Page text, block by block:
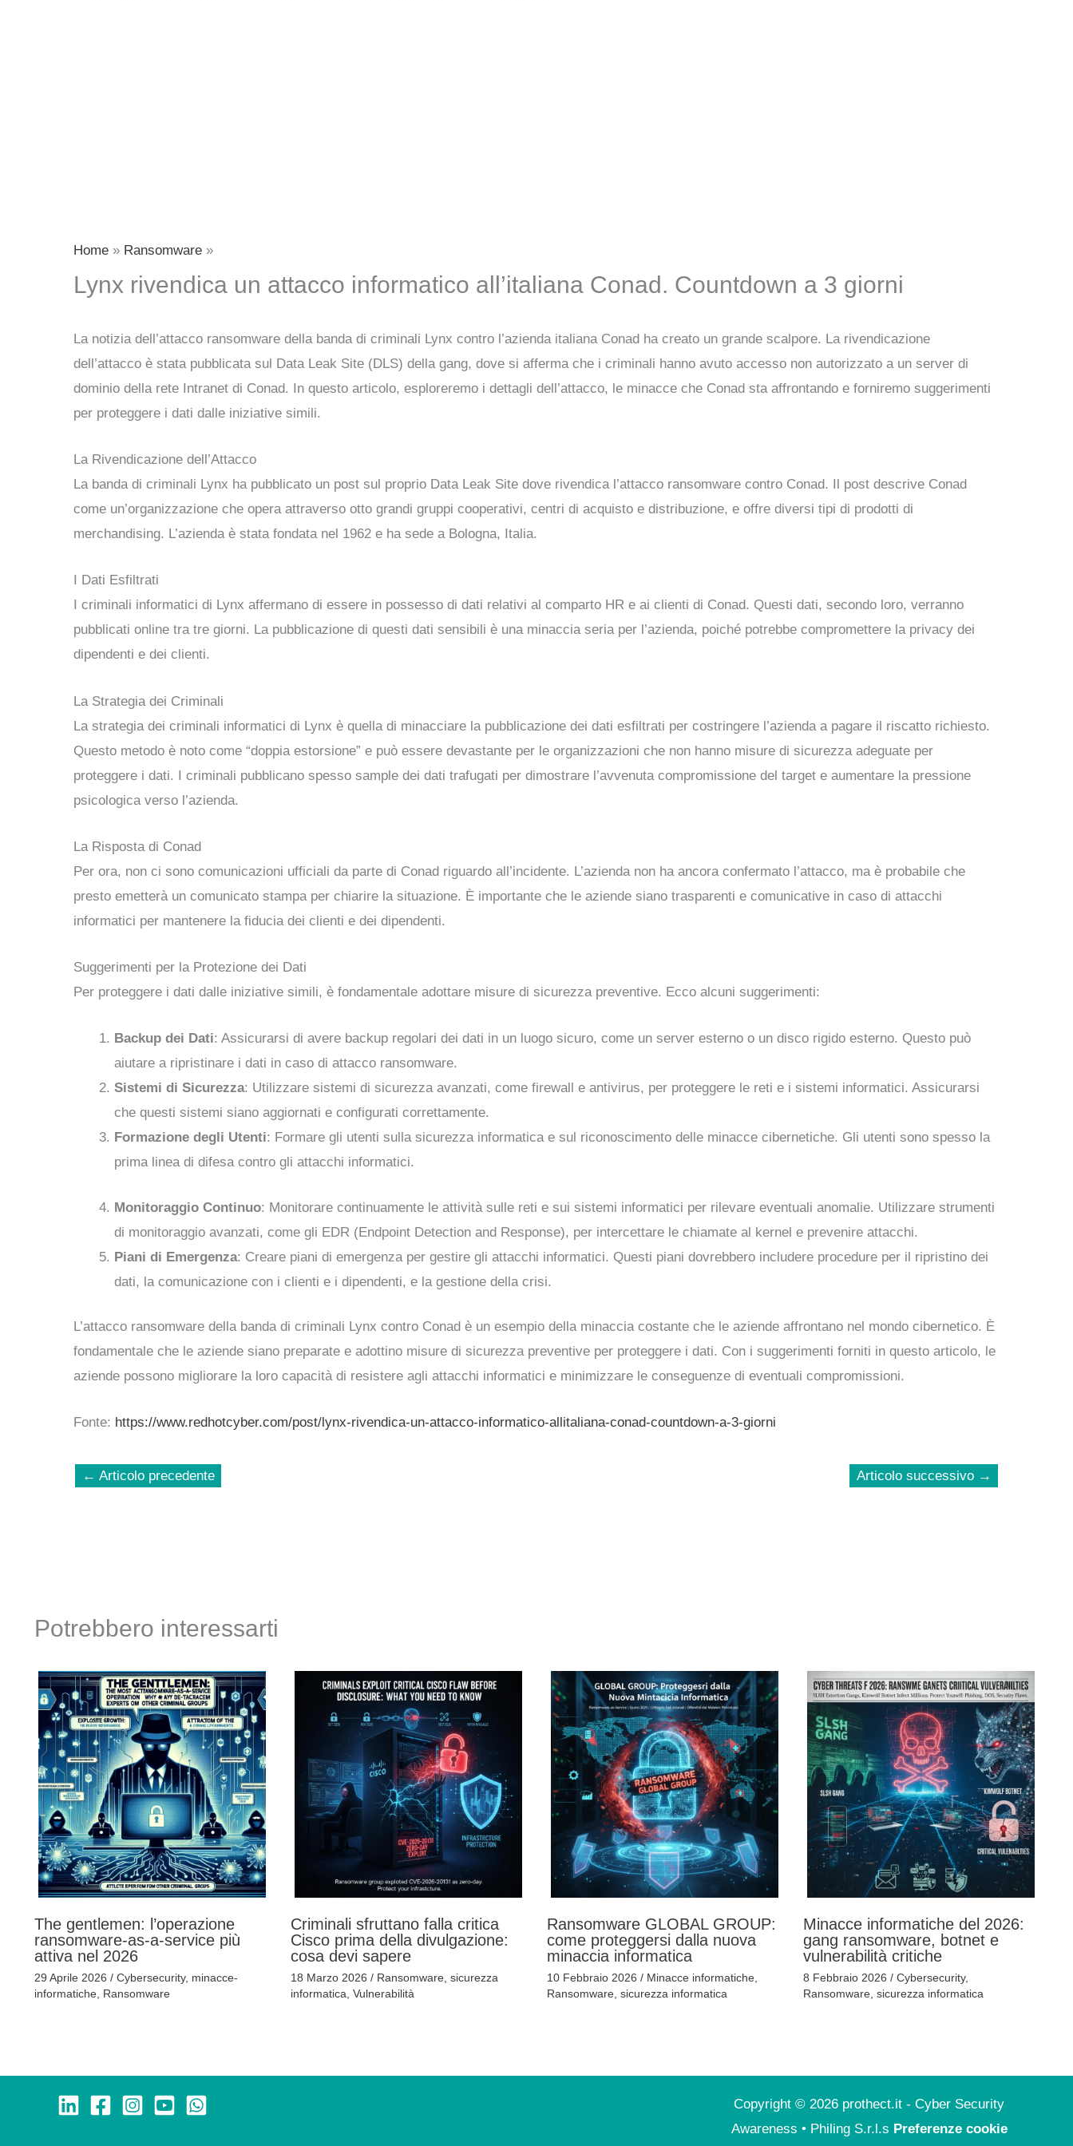
Home Ransomware
Lynx rivendica un attacco informatico all’italiana Conad. Countdown a 3 giorni
La notizia dell’attacco ransomware della banda di criminali Lynx contro l’azienda italiana Conad ha creato un grande scalpore. La rivendicazione
dell’attacco è stata pubblicata sul Data Leak Site (DLS) della gang, dove si afferma che i criminali hanno avuto accesso non autorizzato a un server di
dominio della rete Intranet di Conad. In questo articolo, esploreremo i dettagli dell’attacco, le minacce che Conad sta affrontando e forniremo suggerimenti
per proteggere i dati dalle iniziative simili.
La Rivendicazione dell’Attacco
La banda di criminali Lynx ha pubblicato un post sul proprio Data Leak Site dove rivendica l’attacco ransomware contro Conad. Il post descrive Conad
come un’organizzazione che opera attraverso otto grandi gruppi cooperativi, centri di acquisto e distribuzione, e offre diversi tipi di prodotti di
merchandising. L’azienda è stata fondata nel 1962 e ha sede a Bologna, Italia.
I Dati Esfiltrati
I criminali informatici di Lynx affermano di essere in possesso di dati relativi al comparto HR e ai clienti di Conad. Questi dati, secondo loro, verranno
pubblicati online tra tre giorni. La pubblicazione di questi dati sensibili è una minaccia seria per l’azienda, poiché potrebbe compromettere la privacy dei
dipendenti e dei clienti.
La Strategia dei Criminali
La strategia dei criminali informatici di Lynx è quella di minacciare la pubblicazione dei dati esfiltrati per costringere l’azienda a pagare il riscatto richiesto.
Questo metodo è noto come “doppia estorsione” e può essere devastante per le organizzazioni che non hanno misure di sicurezza adeguate per
proteggere i dati. I criminali pubblicano spesso sample dei dati trafugati per dimostrare l’avvenuta compromissione del target e aumentare la pressione
psicologica verso l’azienda.
La Risposta di Conad
Per ora, non ci sono comunicazioni ufficiali da parte di Conad riguardo all’incidente. L’azienda non ha ancora confermato l’attacco, ma è probabile che
presto emetterà un comunicato stampa per chiarire la situazione. È importante che le aziende siano trasparenti e comunicative in caso di attacchi
informatici per mantenere la fiducia dei clienti e dei dipendenti.
Suggerimenti per la Protezione dei Dati
Per proteggere i dati dalle iniziative simili, è fondamentale adottare misure di sicurezza preventive. Ecco alcuni suggerimenti:
Backup dei Dati: Assicurarsi di avere backup regolari dei dati in un luogo sicuro, come un server esterno o un disco rigido esterno. Questo può
aiutare a ripristinare i dati in caso di attacco ransomware.
Sistemi di Sicurezza: Utilizzare sistemi di sicurezza avanzati, come firewall e antivirus, per proteggere le reti e i sistemi informatici. Assicurarsi
che questi sistemi siano aggiornati e configurati correttamente.
Formazione degli Utenti: Formare gli utenti sulla sicurezza informatica e sul riconoscimento delle minacce cibernetiche. Gli utenti sono spesso la
prima linea di difesa contro gli attacchi informatici.
Monitoraggio Continuo: Monitorare continuamente le attività sulle reti e sui sistemi informatici per rilevare eventuali anomalie. Utilizzare strumenti
di monitoraggio avanzati, come gli EDR (Endpoint Detection and Response), per intercettare le chiamate al kernel e prevenire attacchi.
Piani di Emergenza: Creare piani di emergenza per gestire gli attacchi informatici. Questi piani dovrebbero includere procedure per il ripristino dei
dati, la comunicazione con i clienti e i dipendenti, e la gestione della crisi.
L’attacco ransomware della banda di criminali Lynx contro Conad è un esempio della minaccia costante che le aziende affrontano nel mondo cibernetico. È
fondamentale che le aziende siano preparate e adottino misure di sicurezza preventive per proteggere i dati. Con i suggerimenti forniti in questo articolo, le
aziende possono migliorare la loro capacità di resistere agli attacchi informatici e minimizzare le conseguenze di eventuali compromissioni.
Fonte: https://www.redhotcyber.com/post/lynx-rivendica-un-attacco-informatico-allitaliana-conad-countdown-a-3-giorni
← Articolo precedente Articolo successivo →
Potrebbero interessarti
The gentlemen: l’operazione
ransomware-as-a-service più
attiva nel 2026
29 Aprile 2026 / Cybersecurity, minacce-
informatiche, Ransomware
Criminali sfruttano falla critica
Cisco prima della divulgazione:
cosa devi sapere
18 Marzo 2026 / Ransomware, sicurezza
informatica Vulnerabilità
Ransomware GLOBAL GROUP:
come proteggersi dalla nuova
minaccia informatica
10 Febbraio 2026 / Minacce informatiche,
Ransomware, sicurezza informatica
Minacce informatiche del 2026:
gang ransomware, botnet e
vulnerabilità critiche
8 Febbraio 2026 / Cybersecurity,
Ransomware, sicurezza informatica
Copyright © 2026 prothect.it - Cyber Security
Awareness • Philing S.r.l.s Preferenze cookie